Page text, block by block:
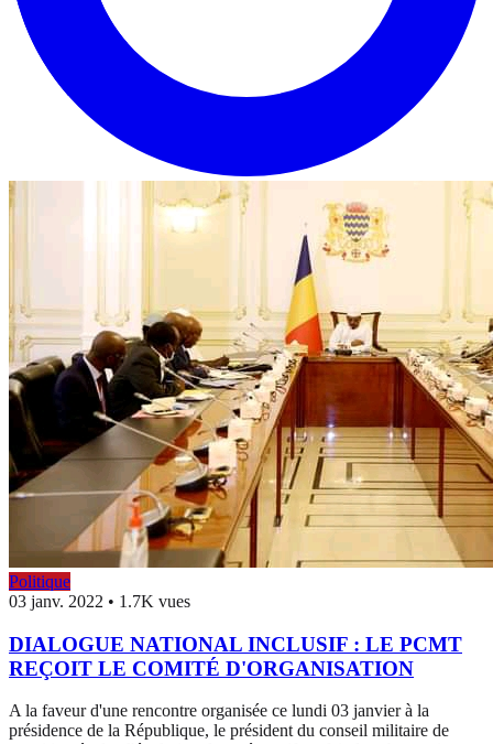
Politique
03 janv. 2022 • 1.7K vues
DIALOGUE NATIONAL INCLUSIF : LE PCMT
REÇOIT LE COMITÉ D'ORGANISATION
A la faveur d'une rencontre organisée ce lundi 03 janvier à la
présidence de la République, le président du conseil militaire de